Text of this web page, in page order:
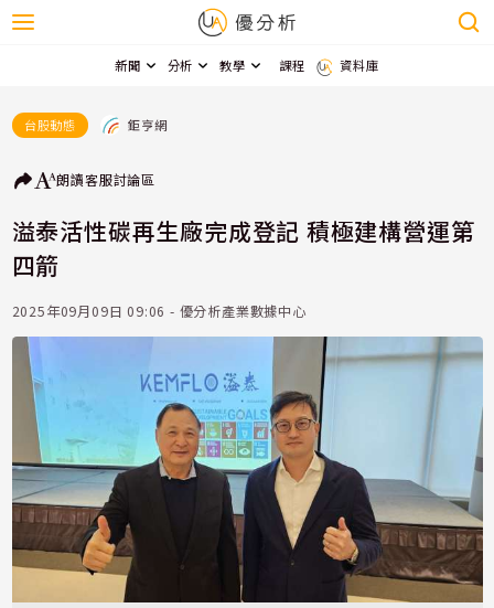
新聞 分析 教學 課程 資料庫
台股動態 鉅亨網
朗讀客服討論區
溢泰活性碳再生廠完成登記 積極建構營運第
四箭
2025年09月09日 09:06 - 優分析產業數據中心